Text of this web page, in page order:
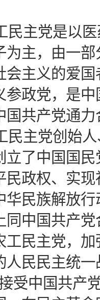
民主党是以
为主，由一
会主义的爱
参政党，是
国共产党通
民主党创始
立了中国国
民政权、实
华民族解放
同中国共产
工民主党，
人民民主统
受中国共产